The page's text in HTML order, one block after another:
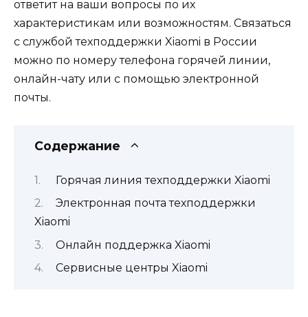
ответит на ваши вопросы по их
характеристикам или возможностям. Связаться
с службой техподдержки Xiaomi в России
можно по номеру телефона горячей линии,
онлайн-чату или с помощью электронной
почты.
Содержание
Горячая линия техподдержки Xiaomi
Электронная почта техподдержки
Xiaomi
Онлайн поддержка Xiaomi
Сервисные центры Xiaomi